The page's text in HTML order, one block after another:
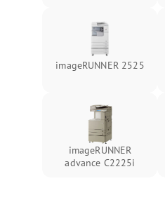
imageRUNNER 2525
imageRUNNER
advance C2225i